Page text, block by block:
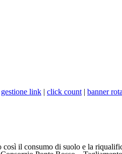
gestione link | click count | banner
il consumo di suolo e la